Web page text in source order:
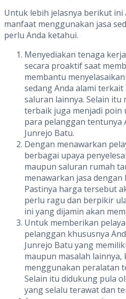
Untuk lebih jelasnya berikut ini
manfaat menggunakan jasa
perlu Anda ketahui.
Menyediakan tenaga
secara proaktif saat
membantu
sedang Anda alami
saluran lainnya. Selain itu
terbaik juga menjadi poin
para pelanggan tentunya
Junrejo Batu.
Dengan menawarkan
berbagai upaya
maupun saluran rumah
menawarkan jasa
Pastinya harga tersebut
perlu ragu dan berpikir
ini yang dijamin akan
Untuk memberikan
pelanggan khususnya
Junrejo Batu yang
maupun masalah lainnya,
menggunakan peralatan
Selain itu didukung pula
yang selalu terawat dan